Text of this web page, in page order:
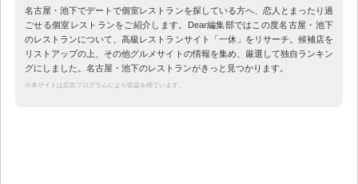
名古屋・池下でデートで個室レストランを探している方へ、恋人とまったり過
ごせる個室レストランをご紹介します。Dear編集部ではこの度名古屋・池下
のレストランについて、高級レストランサイト「一休」をリサーチ。候補店を
リストアップの上、その他グルメサイトの情報を集め、厳選して独自ランキン
グにしました。名古屋・池下のレストランがきっと見つかります。
※本サイトは広告プログラムにより収益を得ています。